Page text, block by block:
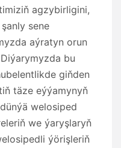
agzybirligini,
sene
aýratyn orun
bu
giňden
täze eýýamynyň
welosiped
we ýaryşlaryň
ýörişleriň